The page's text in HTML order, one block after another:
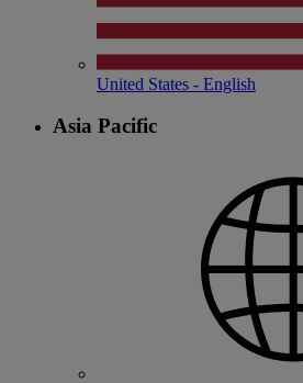
United States - English
Asia Pacific